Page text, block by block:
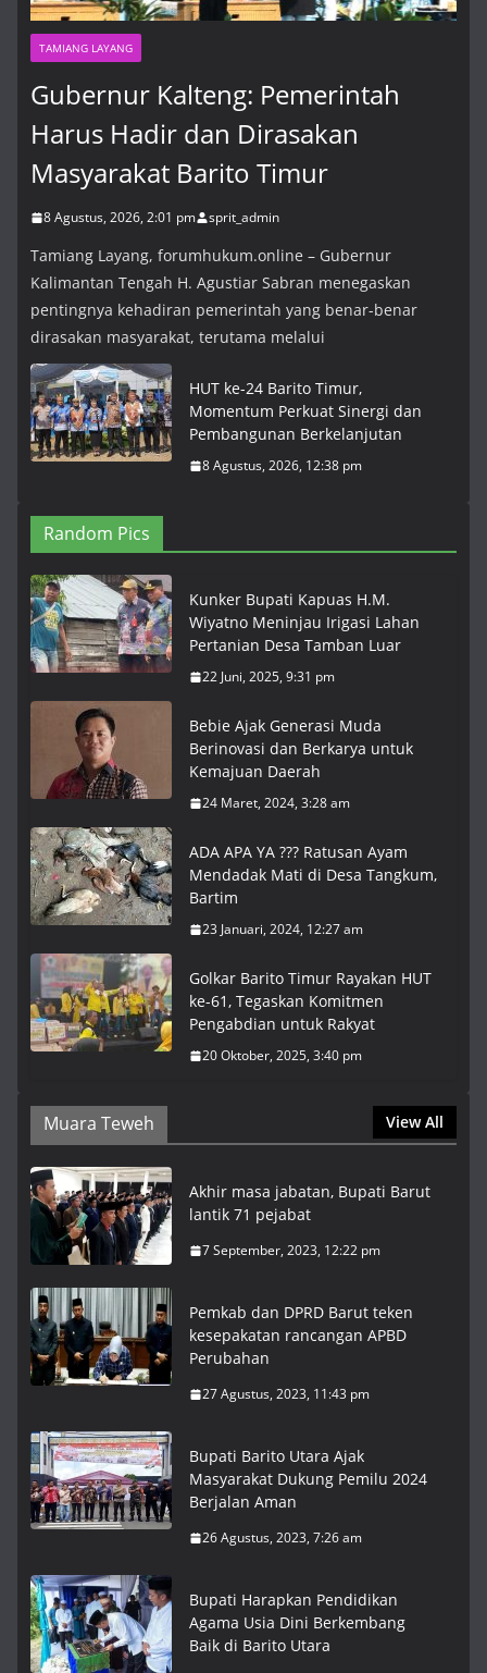
TAMIANG LAYANG
Gubernur Kalteng: Pemerintah
Harus Hadir dan Dirasakan
Masyarakat Barito Timur
8 Agustus, 2026, 2:01 pm sprit_admin
Tamiang Layang, forumhukum.online – Gubernur
Kalimantan Tengah H. Agustiar Sabran menegaskan
pentingnya kehadiran pemerintah yang benar-benar
dirasakan masyarakat, terutama melalui
HUT ke-24 Barito Timur,
Momentum Perkuat Sinergi dan
Pembangunan Berkelanjutan
8 Agustus, 2026, 12:38 pm
Random Pics
Kunker Bupati Kapuas H.M.
Wiyatno Meninjau Irigasi Lahan
Pertanian Desa Tamban Luar
22 Juni, 2025, 9:31 pm
Bebie Ajak Generasi Muda
Berinovasi dan Berkarya untuk
Kemajuan Daerah
24 Maret, 2024, 3:28 am
ADA APA YA ??? Ratusan Ayam
Mendadak Mati di Desa Tangkum,
Bartim
23 Januari, 2024, 12:27 am
Golkar Barito Timur Rayakan HUT
ke-61, Tegaskan Komitmen
Pengabdian untuk Rakyat
20 Oktober, 2025, 3:40 pm
Muara Teweh View All
Akhir masa jabatan, Bupati Barut
lantik 71 pejabat
7 September, 2023, 12:22 pm
Pemkab dan DPRD Barut teken
kesepakatan rancangan APBD
Perubahan
27 Agustus, 2023, 11:43 pm
Bupati Barito Utara Ajak
Masyarakat Dukung Pemilu 2024
Berjalan Aman
26 Agustus, 2023, 7:26 am
Bupati Harapkan Pendidikan
Agama Usia Dini Berkembang
Baik di Barito Utara